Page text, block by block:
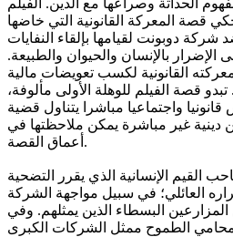
قصة المعركة القانونية التي خاضها
دوبونت لقيامها بإلقاء النفايات
الإضرار بالإنسان والحيوان والطبيعة.
القانونية لكسب تعويضات مالية
قصة الفيلم للوهلة الأولى مألوفة،
واجتماعيا مباشرا يتناول قضية
دينية غير مباشرة يمكن ملاحظتها في
أعماق القصة.
القيم الإنسانية الذي يقرر التضحية
العائلي؛ في سبيل مواجهة الشركة
المزارعين البسطاء الذين يمثلهم. وفي
الطموح ممثل الشركات الكبرى